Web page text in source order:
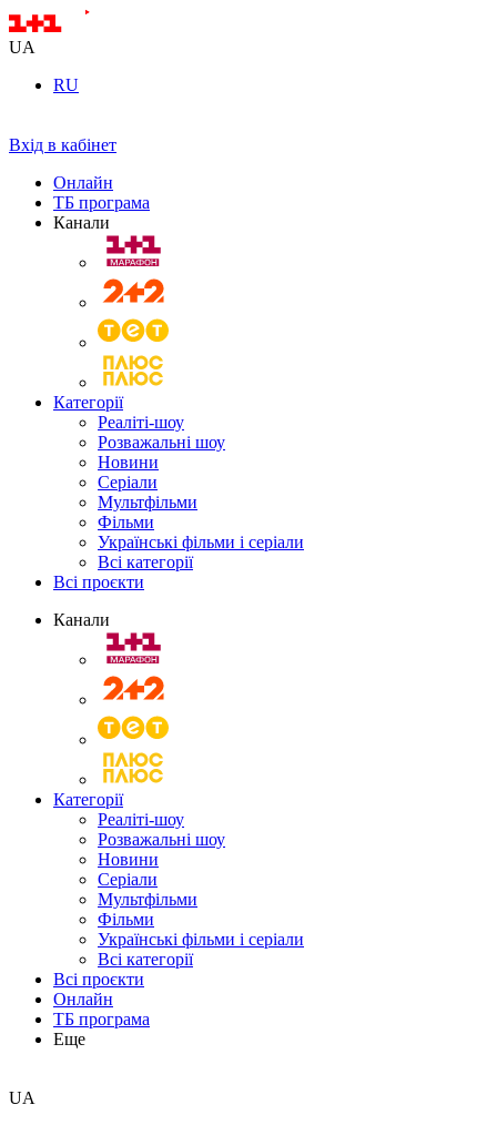
UA
RU
Вхід в кабінет
Онлайн
ТБ програма
Канали
Категорії
Реаліті-шоу
Розважальні шоу
Новини
Серіали
Мультфільми
Фільми
Українські фільми і серіали
Всі категорії
Всі проєкти
Канали
Категорії
Реаліті-шоу
Розважальні шоу
Новини
Серіали
Мультфільми
Фільми
Українські фільми і серіали
Всі категорії
Всі проєкти
Онлайн
ТБ програма
Еще
UA